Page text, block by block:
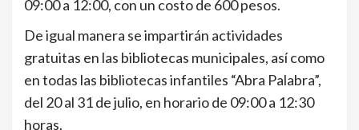
09:00 a 12:00, con un costo de 600 pesos.
De igual manera se impartirán actividades
gratuitas en las bibliotecas municipales, así como
en todas las bibliotecas infantiles “Abra Palabra”,
del 20 al 31 de julio, en horario de 09:00 a 12:30
horas.